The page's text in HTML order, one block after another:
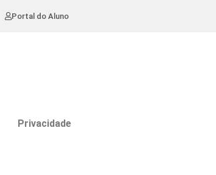
Portal do Aluno
Privacidade